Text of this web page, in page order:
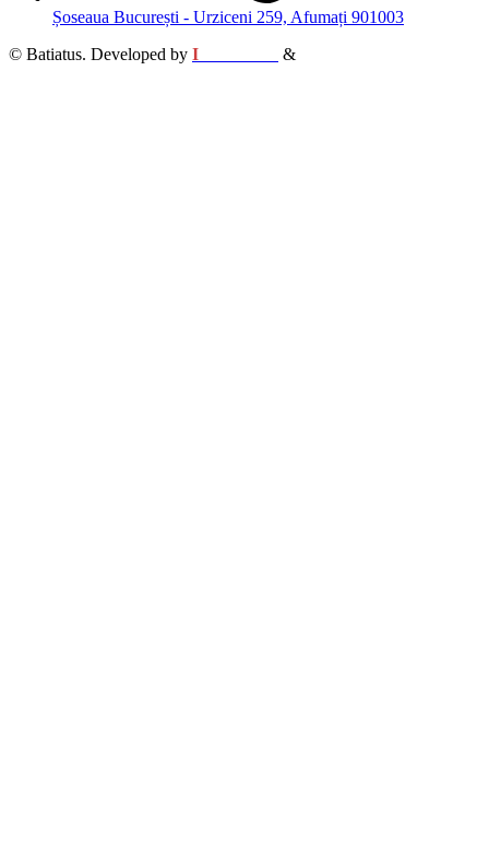
Șoseaua București - Urziceni 259, Afumați 901003
© Batiatus. Developed by I &